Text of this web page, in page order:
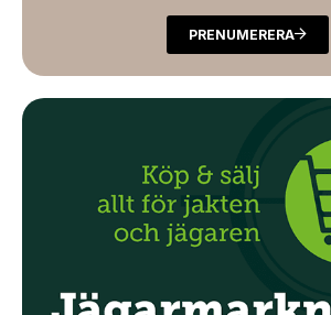
PRENUMERERA